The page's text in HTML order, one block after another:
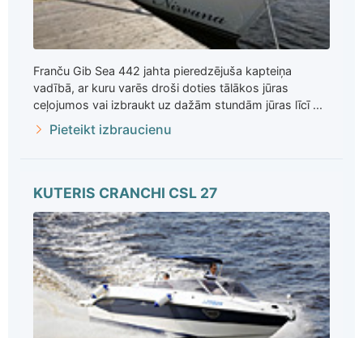
Franču Gib Sea 442 jahta pieredzējuša kapteiņa
vadībā, ar kuru varēs droši doties tālākos jūras
ceļojumos vai izbraukt uz dažām stundām jūras līcī ...
Pieteikt izbraucienu
KUTERIS CRANCHI CSL 27